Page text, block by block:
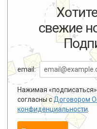
свежие
email:
Нажимая
согласны сДоговором
конфиденциальности